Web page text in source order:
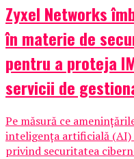
Zyxel Networks
în materie de
pentru a proteja
servicii de
Pe măsură ce
inteligența artificială (AI)
privind securitatea